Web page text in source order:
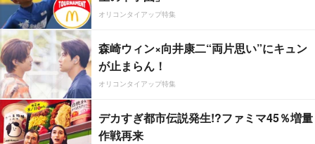
オリコンタイアップ特集
森崎ウィン×向井康二“両片思い”にキュン
が止まらん！
オリコンタイアップ特集
デカすぎ都市伝説発生!?ファミマ45％増量
作戦再来